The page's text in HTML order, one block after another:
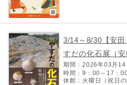
3/14～8/30【安
すだの化石展（安
期間：2026年03月
時間：9：00～17：
休館：火曜日（祝日の